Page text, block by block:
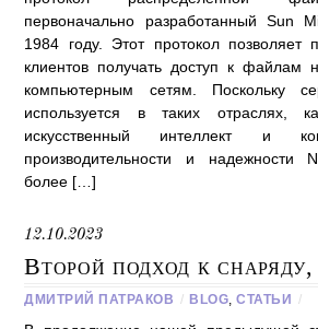
первоначально разработанный Sun
1984 году. Этот протокол позволяет
клиентов получать доступ к файлам
компьютерным сетям. Поскольку
используется в таких отраслях,
искусственный интеллект и
производительности и надежности
более […]
12.10.2023
Второй подход к
ДМИТРИЙ ПАТРАКОВ / BLOG,СТАТЬИ /